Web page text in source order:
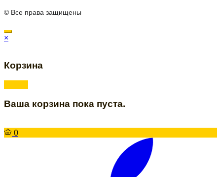
© Все права защищены
×
Корзина
Ваша корзина пока пуста.
0